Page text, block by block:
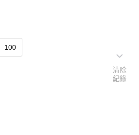
100
清除
紀錄